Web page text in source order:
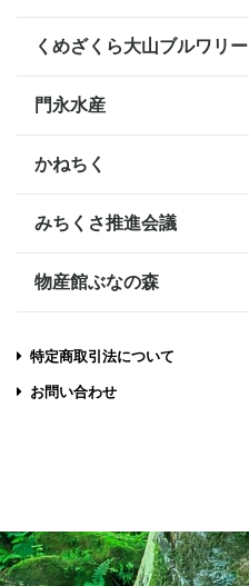
くめざくら大山ブルワリー
門永水産
かねちく
みちくさ推進会議
物産館ぶなの森
特定商取引法について
お問い合わせ